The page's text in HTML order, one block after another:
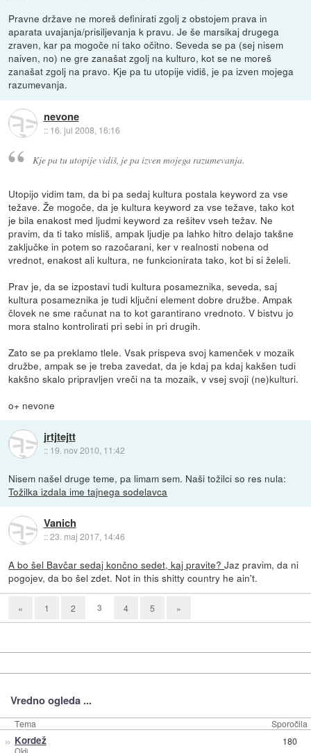
Pravne države ne moreš definirati zgolj z obstojem prava in
aparata uvajanja/prisiljevanja k pravu. Je še marsikaj drugega
zraven, kar pa mogoče ni tako očitno. Seveda se pa (sej nisem
naiven, no) ne gre zanašat zgolj na kulturo, kot se ne moreš
zanašat zgolj na pravo. Kje pa tu utopije vidiš, je pa izven mojega
razumevanja.
nevone
:: 16. jul 2008, 16:16
Kje pa tu utopije vidiš, je pa izven mojega razumevanja.
Utopijo vidim tam, da bi pa sedaj kultura postala keyword za vse
težave. Že mogoče, da je kultura keyword za vse težave, tako kot
je bila enakost med ljudmi keyword za rešitev vseh težav. Ne
pravim, da ti tako misliš, ampak ljudje pa lahko hitro delajo takšne
zaključke in potem so razočarani, ker v realnosti nobena od
vrednot, enakost ali kultura, ne funkcionirata tako, kot bi si želeli.
Prav je, da se izpostavi tudi kultura posameznika, seveda, saj
kultura posameznika je tudi ključni element dobre družbe. Ampak
človek ne sme računat na to kot garantirano vrednoto. V bistvu jo
mora stalno kontrolirati pri sebi in pri drugih.
Zato se pa preklamo tlele. Vsak prispeva svoj kamenček v mozaik
družbe, ampak se je treba zavedat, da je kdaj pa kdaj kakšen tudi
kakšno skalo pripravljen vreči na ta mozaik, v vsej svoji (ne)kulturi.
o+ nevone
jrtjtejtt
:: 19. nov 2010, 11:42
Nisem našel druge teme, pa limam sem. Naši tožilci so res nula:
Tožilka izdala ime tajnega sodelavca
Vanich
::23. maj 2017, 14:46
A bo šel Bavčar sedaj končno sedet, kaj pravite?Jaz pravim, da ni
pogojev, da bo šel zdet. Not in this shitty country he ain't.
« 1 2 3 4 5 »
Vredno ogleda ...
Tema Sporočila
» Kordež 180